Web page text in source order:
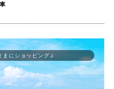
まにショッピング♫